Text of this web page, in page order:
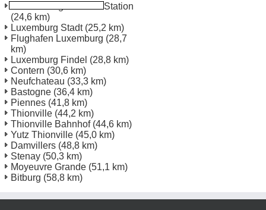
Luxembourg Bahnhof Station
(24,6 km)
Luxemburg Stadt(25,2 km)
Flughafen Luxemburg (28,7
km)
Luxemburg Findel (28,8 km)
Contern (30,6 km)
Neufchateau (33,3 km)
Bastogne (36,4 km)
Piennes (41,8 km)
Thionville (44,2 km)
Thionville Bahnhof(44,6 km)
Yutz Thionville (45,0 km)
Damvillers (48,8 km)
Stenay (50,3 km)
Moyeuvre Grande (51,1 km)
Bitburg (58,8 km)